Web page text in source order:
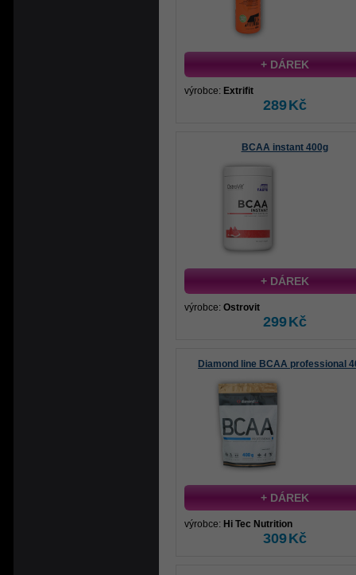
+ DÁREK
výrobce: Extrifit
289Kč
BCAA instant 400g
+ DÁREK
výrobce: Ostrovit
299Kč
Diamond line BCAA professional
+ DÁREK
výrobce: Hi Tec Nutrition
309Kč